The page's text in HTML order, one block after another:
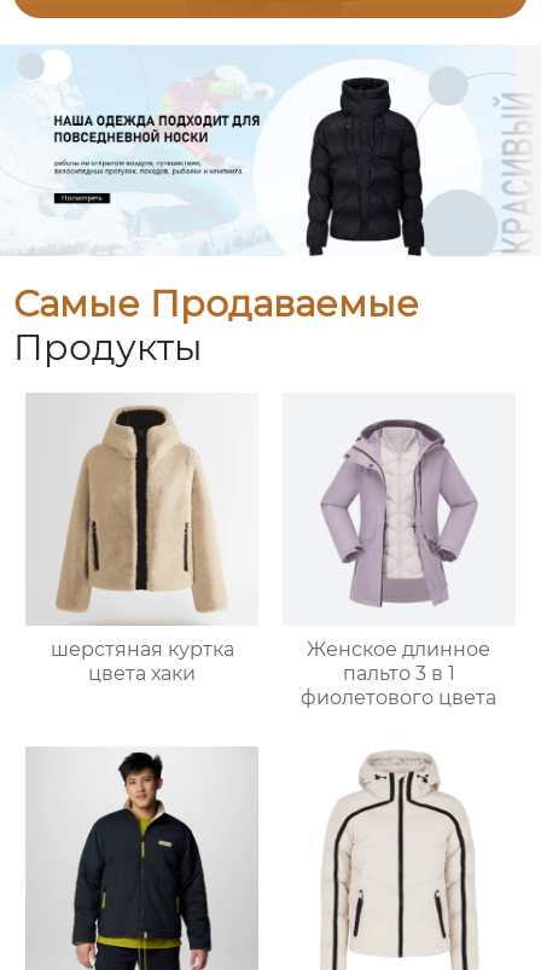
Самые Продаваемые
Продукты
шерстяная куртка
цвета хаки
Женское длинное
пальто 3 в 1
фиолетового цвета